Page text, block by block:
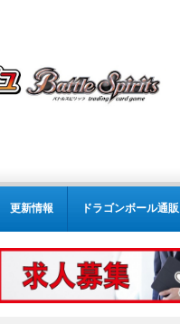
更新情報 ドラゴンボール通販